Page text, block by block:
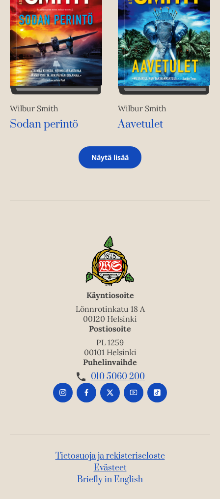
Wilbur Smith
Sodan perintö
Wilbur Smith
Aavetulet
Näytä lisää
Käyntiosoite
Lönnrotinkatu 18 A
00120 Helsinki
Postiosoite
PL 1259
00101 Helsinki
Puhelinvaihde
010 5060 200
Tietosuoja ja rekisteriseloste
Evästeet
Briefly in English